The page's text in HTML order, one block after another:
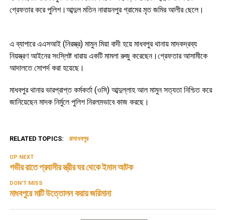
গ্রেফতার করে পুলিশ।আব্দুল মতিন নারায়নপুর গ্রামের মৃত জমির আলীর ছেলে।
এ ব্যাপারে এএসআই (নিরস্ত্র) মামুন মিয়া বাদী হয়ে মাধবপুর থানায় মাদকদ্রব্য
নিয়স্ত্রণ আইনের সংস্লিষ্ট ধারায় একটি মামলা রুজু করেছেন।গ্রেফতার আসামীকে
আদালতে সোপর্দ করা হয়েছে।
মাধবপুর থানার ভারপ্রাপ্ত কর্মকর্তা (ওসি) আব্দুল্লাহ আল মামুন সত্যতা নিশ্চিত করে
জানিয়েছেন মাদক নির্মুলে পুলিশ নিরলস়ভাবে কাজ করছে।
RELATED TOPICS: মাধবপুর
UP NEXT
গভীর রাতে প্রবাসীর স্ত্রীর ঘর থেকে ইমাম আটক
DON'T MISS
মাধবপুরে মাটি উত্তোলন করায় জরিমানা